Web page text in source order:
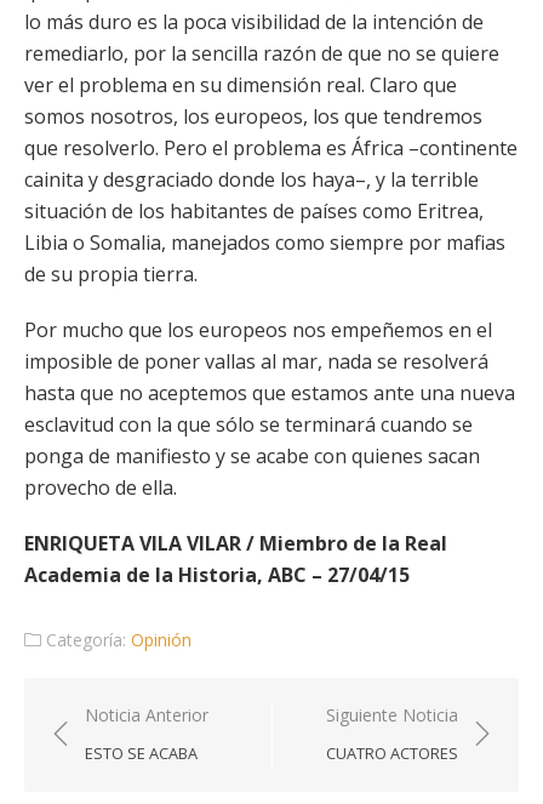
lo más duro es la poca visibilidad de la intención de
remediarlo, por la sencilla razón de que no se quiere
ver el problema en su dimensión real. Claro que
somos nosotros, los europeos, los que tendremos
que resolverlo. Pero el problema es África –continente
cainita y desgraciado donde los haya–, y la terrible
situación de los habitantes de países como Eritrea,
Libia o Somalia, manejados como siempre por mafias
de su propia tierra.
Por mucho que los europeos nos empeñemos en el
imposible de poner vallas al mar, nada se resolverá
hasta que no aceptemos que estamos ante una nueva
esclavitud con la que sólo se terminará cuando se
ponga de manifiesto y se acabe con quienes sacan
provecho de ella.
ENRIQUETA VILA VILAR / Miembro de la Real
Academia de la Historia, ABC – 27/04/15
Categoría: Opinión
Navegación
de
Noticia Anterior
ESTO SE ACABA
Siguiente Noticia
CUATRO ACTORES